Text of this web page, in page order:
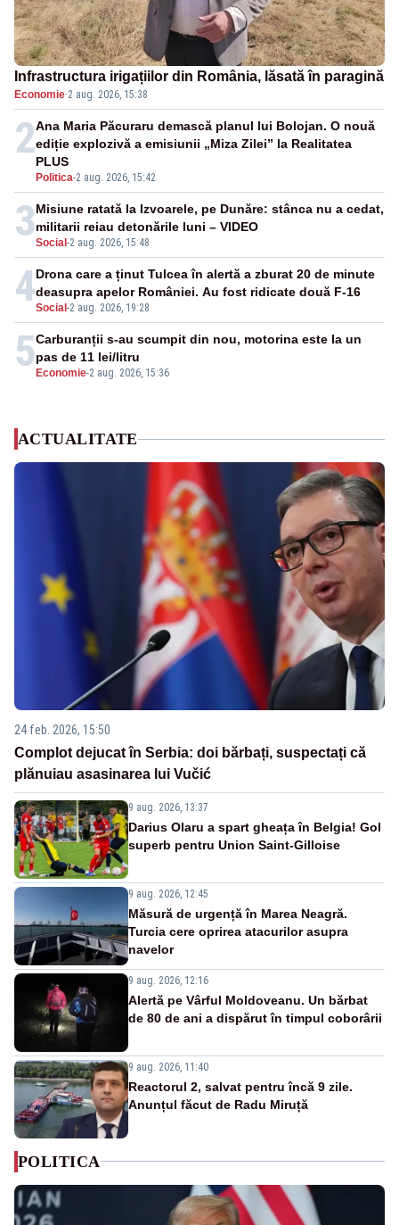
Infrastructura irigațiilor din România, lăsată în paragină
Economie·2 aug. 2026, 15:38
2
Politica-2 aug. 2026, 15:42
Ana Maria Păcuraru demască planul lui Bolojan. O nouă
ediție explozivă a emisiunii „Miza Zilei” la Realitatea
PLUS
3Social -2 aug. 2026, 15:48
Misiune ratată la Izvoarele, pe Dunăre: stânca nu a cedat,
militarii reiau detonările luni – VIDEO
4Social -2 aug. 2026, 19:28
Drona care a ținut Tulcea în alertă a zburat 20 de minute
deasupra apelor României. Au fost ridicate două F-16
5 Economie-2 aug. 2026, 15:36
Carburanții s-au scumpit din nou, motorina este la un
pas de 11 lei/litru
ACTUALITATE
24 feb. 2026, 15:50
Complot dejucat în Serbia: doi bărbați, suspectați că
plănuiau asasinarea lui Vučić
9 aug. 2026, 13:37
Darius Olaru a spart gheața în Belgia! Gol
superb pentru Union Saint-Gilloise
9 aug. 2026, 12:45
Măsură de urgență în Marea Neagră.
Turcia cere oprirea atacurilor asupra
navelor
9 aug. 2026, 12:16
Alertă pe Vârful Moldoveanu. Un bărbat
de 80 de ani a dispărut în timpul coborârii
9 aug. 2026, 11:40
Reactorul 2, salvat pentru încă 9 zile.
Anunțul făcut de Radu Miruță
POLITICA